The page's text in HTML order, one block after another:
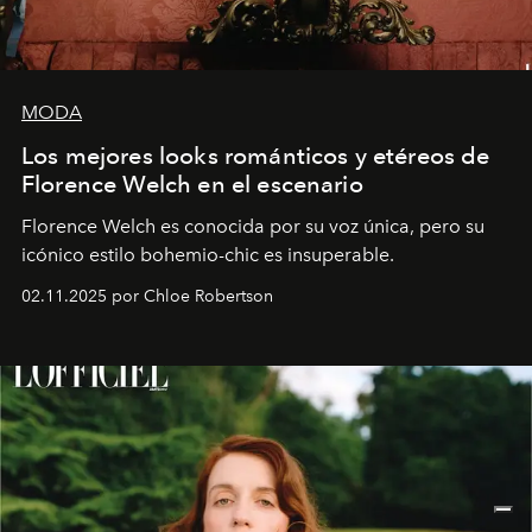
MODA
Los mejores looks románticos y etéreos de
Florence Welch en el escenario
Florence Welch es conocida por su voz única, pero su
icónico estilo bohemio-chic es insuperable.
02.11.2025 por Chloe Robertson